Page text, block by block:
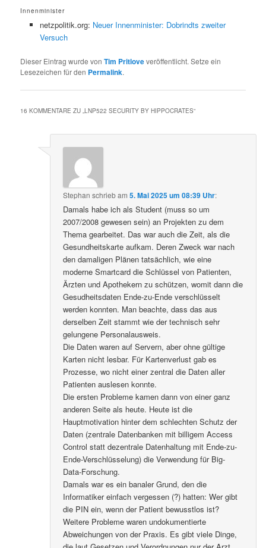
Innenminister
netzpolitik.org: Neuer Innenminister: Dobrindts zweiter
Versuch
Dieser Eintrag wurde vonTim Pritloveveröffentlicht. Setze ein
Lesezeichen für den Permalink.
16 KOMMENTARE ZU „LNP522 SECURITY BY HIPPOCRATES“
Stephan schriebam5. Mai 2025 um 08:39 Uhr:
Damals habe ich als Student (muss so um
2007/2008 gewesen sein) an Projekten zu dem
Thema gearbeitet. Das war auch die Zeit, als die
Gesundheitskarte aufkam. Deren Zweck war nach
den damaligen Plänen tatsächlich, wie eine
moderne Smartcard die Schlüssel von Patienten,
Ärzten und Apothekern zu schützen, womit dann die
Gesudheitsdaten Ende-zu-Ende verschlüsselt
werden konnten. Man beachte, dass das aus
derselben Zeit stammt wie der technisch sehr
gelungene Personalausweis.
Die Daten waren auf Servern, aber ohne gültige
Karten nicht lesbar. Für Kartenverlust gab es
Prozesse, wo nicht einer zentral die Daten aller
Patienten auslesen konnte.
Die ersten Probleme kamen dann von einer ganz
anderen Seite als heute. Heute ist die
Hauptmotivation hinter dem schlechten Schutz der
Daten (zentrale Datenbanken mit billigem Access
Control statt dezentrale Datenhaltung mit Ende-zu-
Ende-Verschlüsselung) die Verwendung für Big-
Data-Forschung.
Damals war es ein banaler Grund, den die
Informatiker einfach vergessen (?) hatten: Wer gibt
die PIN ein, wenn der Patient bewusstlos ist?
Weitere Probleme waren undokumentierte
Abweichungen von der Praxis. Es gibt viele Dinge,